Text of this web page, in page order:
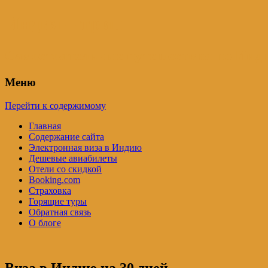
Меню
Перейти к содержимому
Главная
Содержание сайта
Электронная виза в Индию
Дешевые авиабилеты
Отели со скидкой
Booking.com
Страховка
Горящие туры
Обратная связь
О блоге